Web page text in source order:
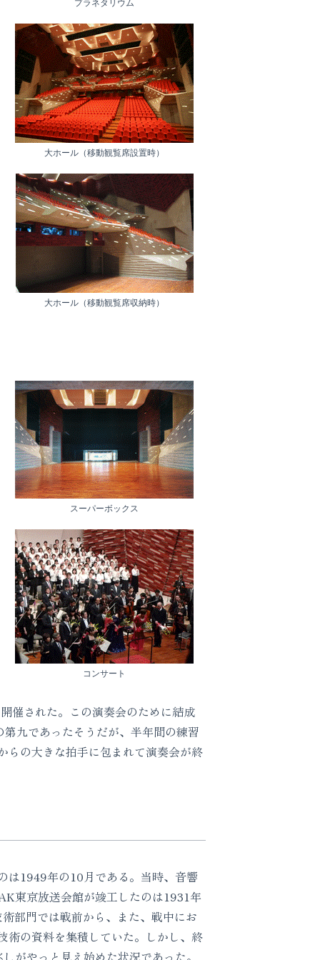
プラネタリウム
大ホール（移動観覧席設置時）
大ホール（移動観覧席収納時）
スーパーボックス
コンサート
された。この演奏会のために結成
九であったそうだが、半年間の練習
らの大きな拍手に包まれて演奏会が終
1949年の10月である。当時、音響
東京放送会館が竣工したのは1931年
部門では戦前から、また、戦中にお
術の資料を集積していた。しかし、終